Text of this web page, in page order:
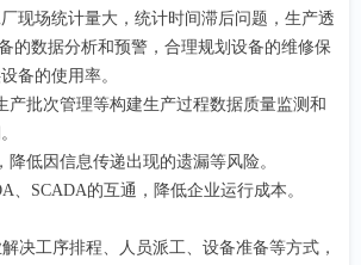
现场统计量大，统计时间滞后问题，生产透
的数据分析和预警，合理规划设备的维修保
备的使用率。
产批次管理等构建生产过程数据质量监测和
降低因信息传递出现的遗漏等风险。
、SCADA的互通，降低企业运行成本。
决工序排程、人员派工、设备准备等方式，